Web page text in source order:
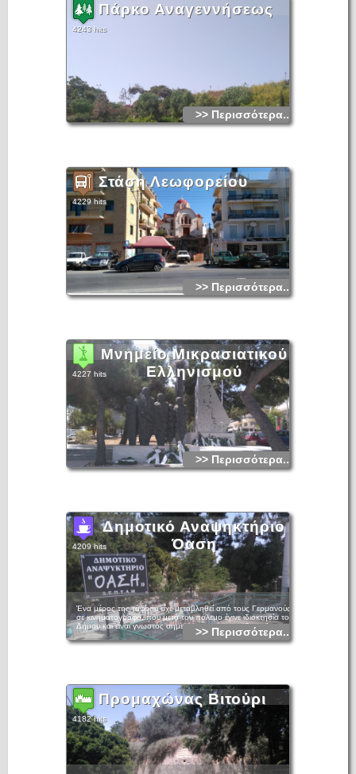
Πάρκο Αναγεννήσεως
4243 hits
>> Περισσότερα...
Στάση Λεωφορείου
4229 hits
>> Περισσότερα...
Μνημείο Μικρασιατικού
Ελληνισμού
4227 hits
>> Περισσότερα...
Δημοτικό Αναψηκτήριο
Όαση
4209 hits
Ένα μέρος της τάφρου είχε μεταβληθεί από τους Γερμανούς
σε κινηματογράφο, που μετά τον πόλεμο έγινε ιδιοκτησία του
Δήμου και είναι γνωστός σήμερα με το όνομα “Οασις”.
>> Περισσότερα...
Προμαχώνας Βιτούρι
4182 hits